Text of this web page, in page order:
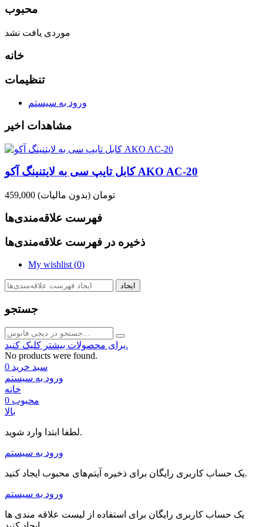
محبوب
موردی یافت نشد
خانه
تنظیمات
ورود به سیستم
مشاهدات اخیر
کابل تایپ سی به لایتنینگ آکو AKO AC-20
459,000 تومان (بدون مالیات)
فهرست علاقه‌مندی‌ها
ذخیره در فهرست علاقه‌مندی‌ها
My wishlist (0)
ایجاد
جستجو
برای محصولات بیشتر کلیک کنید.
No products were found.
سبد خرید 0
ورود به سیستم
خانه
محبوب 0
بالا
لطفا ابتدا وارد شوید.
ورود به سیستم
یک حساب کاربری رایگان برای ذخیره آیتم‌های محبوب ایجاد کنید.
ورود به سیستم
یک حساب کاربری رایگان برای استفاده از لیست علاقه مندی ها